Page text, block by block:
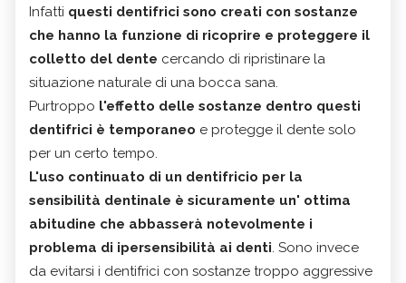
Infatti questi dentifrici sono creati con sostanze
che hanno la funzione di ricoprire e proteggere il
colletto del dente cercando di ripristinare la
situazione naturale di una bocca sana.
Purtroppo l'effetto delle sostanze dentro questi
dentifrici è temporaneo e protegge il dente solo
per un certo tempo.
L'uso continuato di un dentifricio per la
sensibilità dentinale è sicuramente un' ottima
abitudine che abbasserà notevolmente i
problema di ipersensibilità ai denti. Sono invece
da evitarsi i dentifrici con sostanze troppo aggressive